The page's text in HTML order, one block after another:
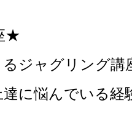
★
ジャグリング講
に悩んでいる経